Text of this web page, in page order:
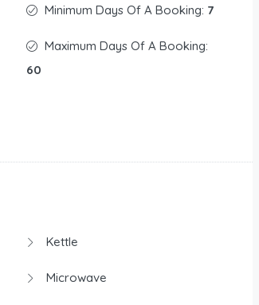
Minimum Days Of A Booking: 7
Maximum Days Of A Booking:
60
Kettle
Microwave